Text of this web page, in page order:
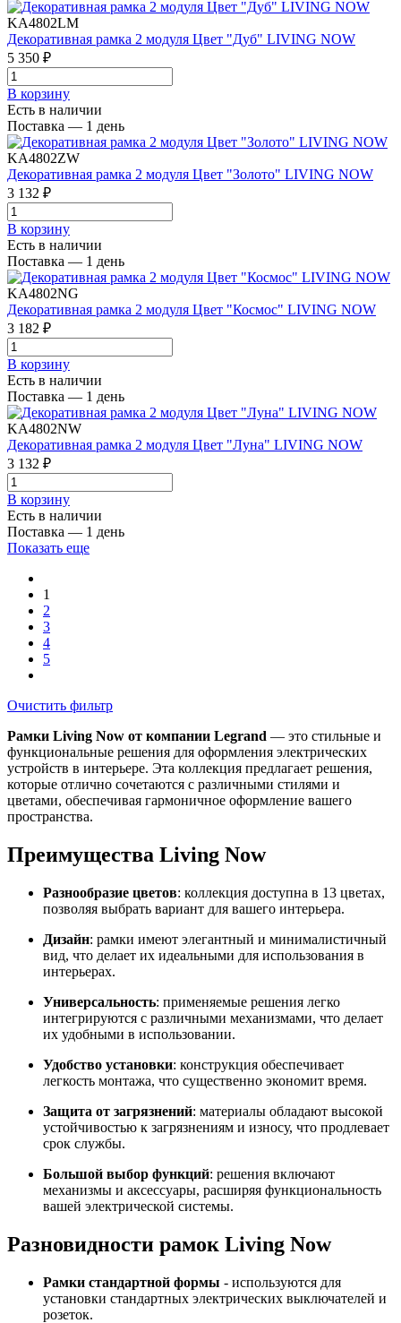
KA4802LM
Декоративная рамка 2 модуля Цвет "Дуб" LIVING NOW
5 350 ₽
В корзинy
Есть в наличии
Поставка — 1 день
KA4802ZW
Декоративная рамка 2 модуля Цвет "Золото" LIVING NOW
3 132 ₽
В корзинy
Есть в наличии
Поставка — 1 день
KA4802NG
Декоративная рамка 2 модуля Цвет "Космоc" LIVING NOW
3 182 ₽
В корзинy
Есть в наличии
Поставка — 1 день
KA4802NW
Декоративная рамка 2 модуля Цвет "Луна" LIVING NOW
3 132 ₽
В корзинy
Есть в наличии
Поставка — 1 день
Показать еще
1
2
3
4
5
Очистить фильтр
Рамки Living Now от компании Legrand — это стильные и
функциональные решения для оформления электрических
устройств в интерьере. Эта коллекция предлагает решения,
которые отлично сочетаются с различными стилями и
цветами, обеспечивая гармоничное оформление вашего
пространства.
Преимущества Living Now
Разнообразие цветов: коллекция доступна в 13 цветах,
позволяя выбрать вариант для вашего интерьера.
Дизайн: рамки имеют элегантный и минималистичный
вид, что делает их идеальными для использования в
интерьерах.
Универсальность: применяемые решения легко
интегрируются с различными механизмами, что делает
их удобными в использовании.
Удобство установки: конструкция обеспечивает
легкость монтажа, что существенно экономит время.
Защита от загрязнений: материалы обладают высокой
устойчивостью к загрязнениям и износу, что продлевает
срок службы.
Большой выбор функций: решения включают
механизмы и аксессуары, расширяя функциональность
вашей электрической системы.
Разновидности рамок Living Now
Рамки стандартной формы - используются для
установки стандартных электрических выключателей и
розеток.